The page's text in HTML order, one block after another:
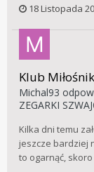
18 Listopada
Klub
Michal93
ZEGARKI
Kilka dni temu
jeszcze bardziej
to ogarnąć,